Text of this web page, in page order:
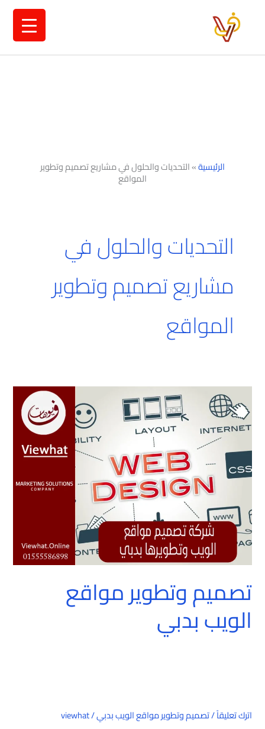
الرئيسية»التحديات والحلول في مشاريع تصميم وتطوير
المواقع
التحديات والحلول في
مشاريع تصميم وتطوير
المواقع
تصميم وتطوير مواقع
الويب بدبي
اترك تعليقاً/تصميم وتطوير مواقع الويب بدبي/
viewhat
تصميم
وتطوير
مواقع
بدبي